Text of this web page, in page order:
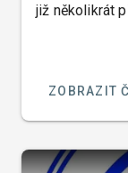
již několikrát
ZOBRAZIT